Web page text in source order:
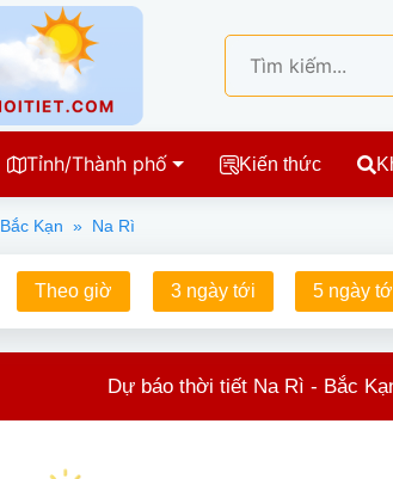
Tỉnh/Thành phố Kiến thức
Bắc Kạn » Na Rì
Theo giờ 3 ngày tới 5 ngày
Dự báo thời tiết Na Rì - Bắc